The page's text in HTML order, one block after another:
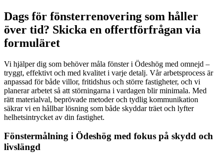
Dags för fönsterrenovering som håller
över tid? Skicka en offertförfrågan via
formuläret
Vi hjälper dig som behöver måla fönster i Ödeshög med omnejd –
tryggt, effektivt och med kvalitet i varje detalj. Vår arbetsprocess är
anpassad för både villor, fritidshus och större fastigheter, och vi
planerar arbetet så att störningarna i vardagen blir minimala. Med
rätt materialval, beprövade metoder och tydlig kommunikation
säkrar vi en hållbar lösning som både skyddar träet och lyfter
helhetsintrycket av din fastighet.
Fönstermålning i Ödeshög med fokus på skydd och
livslängd